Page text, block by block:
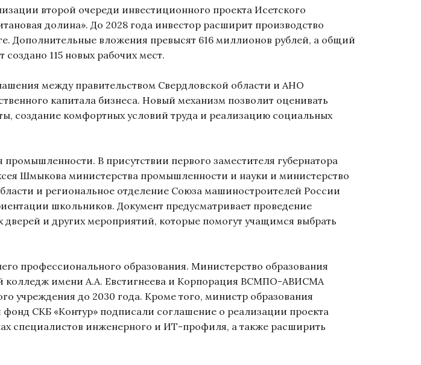
второй очереди инвестиционного проекта Исетского
долина». До 2028 года инвестор расширит производство
Дополнительные вложения превысят 616 миллионов рублей, а общий
115 новых рабочих мест.
между правительством Свердловской области и АНО
капитала бизнеса. Новый механизм позволит оценивать
создание комфортных условий труда и реализацию социальных
В присутствии первого заместителя губернатора
Шмыкова министерства промышленности и науки и министерство
и региональное отделение Союза машиностроителей России
школьников. Документ предусматривает проведение
и других мероприятий, которые помогут учащимся выбрать
профессионального образования. Министерство образования
колледж имени А.А. Евстигнеева и Корпорация ВСМПО-АВИСМА
учреждения до 2030 года. Кроме того, министр образования
СКБ «Контур» подписали соглашение о реализации проекта
специалистов инженерного и ИТ-профиля, а также расширить